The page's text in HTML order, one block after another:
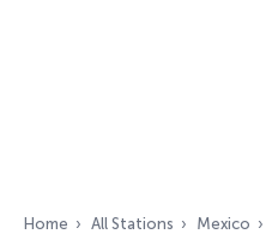
Home All Stations Mexico